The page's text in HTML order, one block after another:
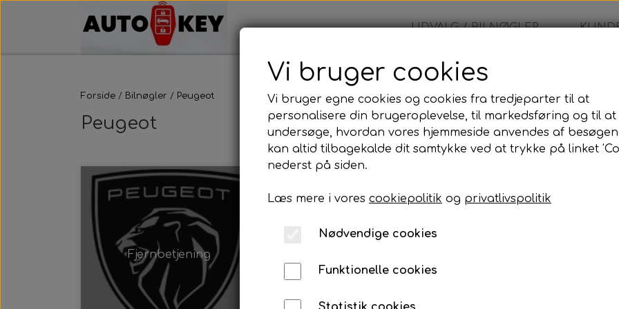
UDVALG / BILNØGLER
Forside Bilnøgler Peugeot
Peugeot
Fjernbetjening
Vi bruger cookies
Vi bruger egne cookies og cookies fra tredjeparter til at
personalisere din brugeroplevelse, til markedsføring og til at
undersøge, hvordan vores hjemmeside anvendes af
kan altid tilbagekalde dit samtykke ved at trykke på linket
nederst på siden.
Læs mere i vores cookiepolitik og privatlivspolitik
Nødvendige cookies
Funktionelle cookies